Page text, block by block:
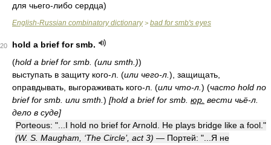
для чьего-либо сердца)
English-Russian combinatory dictionary> bad for smb's eyes
20
hold a brief for smb.
(hold a brief for smb. (или smth.))
выступать в защиту кого-л. (или чего-л. ) , защищать,
оправдывать, выгораживать кого-л. (или что-л. ) (часто hold no
brief for smb. или smth. ) [hold a brief for smb. юр. вести чьё-л.
дело в суде]
Porteous: "...I hold no brief for Arnold. He plays bridge like a fool."
(W. S. Maugham, ‘The Circle’, act 3) — Портей: "...Я не